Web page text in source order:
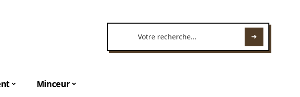
Minceur